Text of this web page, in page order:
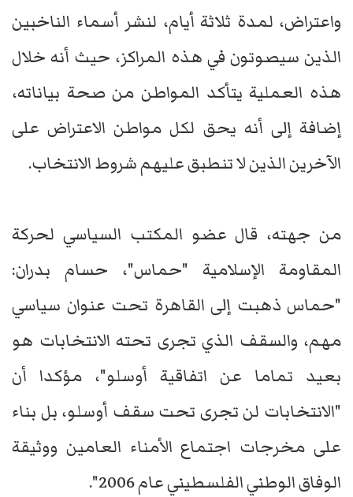
واعتراض، لمدة ثلاثة أيام، لنشر أسماء الناخبين
الذين سيصوتون في هذه المراكز، حيث أنه خلال
هذه العملية يتأكد المواطن من صحة بياناته،
إضافة إلى أنه يحق لكل مواطن الاعتراض على
الآخرين الذين لا تنطبق عليهم شروط الانتخاب.
من جهته، قال عضو المكتب السياسي لحركة
المقاومة الإسلامية "حماس"، حسام بدران:
"حماس ذهبت إلى القاهرة تحت عنوان سياسي
مهم، والسقف الذي تجرى تحته الانتخابات هو
بعيد تماما عن اتفاقية أوسلو"، مؤكدا أن
"الانتخابات لن تجرى تحت سقف أوسلو، بل بناء
على مخرجات اجتماع الأمناء العامين ووثيقة
الوفاق الوطني الفلسطيني عام 2006".